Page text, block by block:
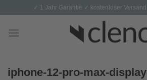
content
✓ 1 Jahr Garantie ✓ kostenloser
iphone-12-pro-max-